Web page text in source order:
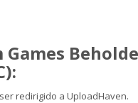
redirigido a UploadHaven.